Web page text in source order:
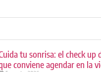
tu sonrisa: el check up
conviene agendar en la